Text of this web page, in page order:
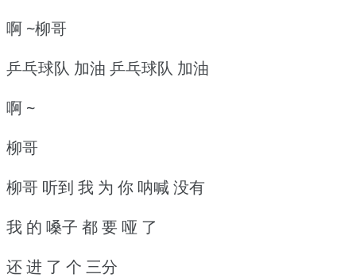
啊 ~柳哥
乒乓球队 加油 乒乓球队 加油
啊 ~
柳哥
柳哥 听到 我 为 你 呐喊 没有
我 的 嗓子 都 要 哑 了
还 进 了 个 三分